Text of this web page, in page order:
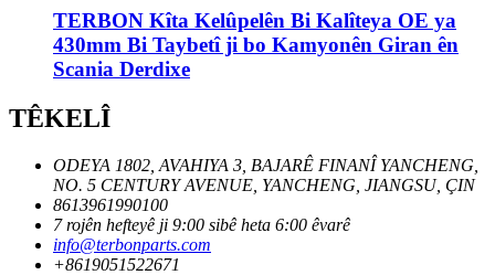
TERBON Kîta Kelûpelên Bi Kalîteya OE ya
430mm Bi Taybetî ji bo Kamyonên Giran ên
Scania Derdixe
TÊKELÎ
ODEYA 1802, AVAHIYA 3, BAJARÊ FINANÎ YANCHENG,
NO. 5 CENTURY AVENUE, YANCHENG, JIANGSU, ÇIN
8613961990100
7 rojên hefteyê ji 9:00 sibê heta 6:00 êvarê
info@terbonparts.com
+8619051522671